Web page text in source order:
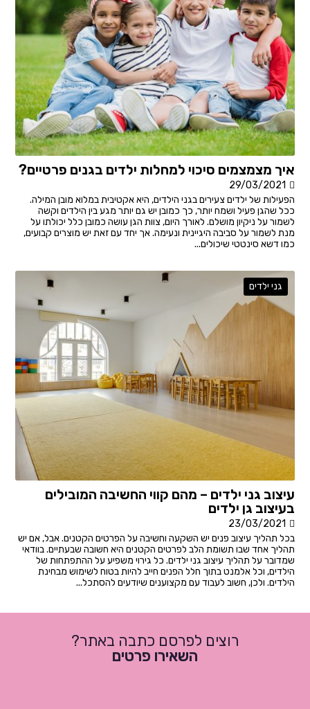
איך מצמצמים סיכוי למחלות ילדים בגנים פרטיים?
29/03/2021
הפעילות של ילדים צעירים בגני הילדים, היא אקטיבית במלוא מובן המילה.
ככל שהגן פעיל ושמח יותר, כך כמובן יש גם יותר מגע בין הילדים וקשה
לשמור על ניקיון מושלם. לאורך היום, צוות הגן עושה כמובן כלל יכולתו על
מנת לשמור על סביבה היגיינית ונעימה. אך יחד עם זאת יש מוצרים קבועים,
כמו דשא סינטטי שיכולים...
גני ילדים
עיצוב גני ילדים – מהם קווי החשיבה המובילים
בעיצוב גן ילדים
23/03/2021
בכל תהליך עיצוב פנים יש השקעה וחשיבה על הפרטים הקטנים. אבל, אם יש
תהליך אחד שבו תשומת הלב לפרטים הקטנים היא חשובה שבעתיים. בוודאי
שמדובר על תהליך עיצוב גני ילדים. כל גירוי משפיע על ההתפתחות של
הילדים, וכל אלמנט בתוך חלל הפנים חייב להיות בטוח לשימוש מבחינת
הילדים. ולכן, חשוב לעבוד עם מקצוענים שיודעים להסתכל...
רוצים לפרסם כתבה באתר?
השאירו פרטים